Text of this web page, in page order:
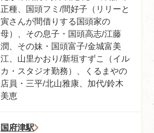
正種、国頭フミ/間好子（リリーと
寅さんが間借りする国頭家の
母）、その息子・国頭高志/江藤
潤、その妹・国頭富子/金城富美
江、山里かおり/新垣すずこ（イル
カ・スタジオ勤務）、くるまやの
店員・三平/北山雅康、加代/鈴木
美恵
国府津駅